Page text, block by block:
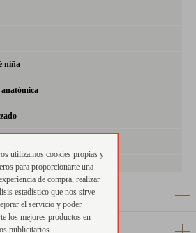
niña
utilizamos cookies propias y
para proporcionarte una
de compra, realizar
estadístico que nos sirve
el servicio y poder
los mejores productos en
publicitarios.